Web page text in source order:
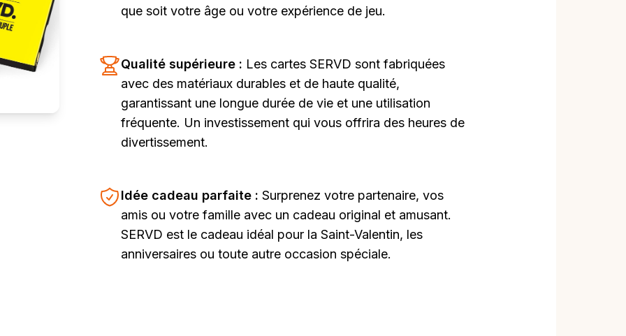
que soit votre âge ou votre expérience de jeu.
Qualité supérieure : Les cartes SERVD sont fabriquées
avec des matériaux durables et de haute qualité,
garantissant une longue durée de vie et une utilisation
fréquente. Un investissement qui vous offrira des heures de
divertissement.
Idée cadeau parfaite :Surprenez votre partenaire, vos
amis ou votre famille avec un cadeau original et amusant.
SERVD est le cadeau idéal pour la Saint-Valentin, les
anniversaires ou toute autre occasion spéciale.